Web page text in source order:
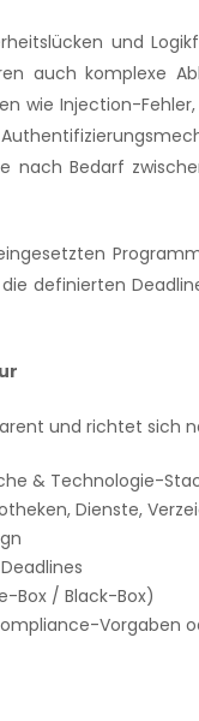
und
auch komplexe
wie Injection-
nach Bedarf
definierten
und richtet sich
& Technologie-
Dienste,
Box / Black-Box)
Vorgaben